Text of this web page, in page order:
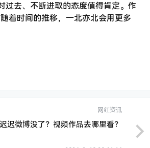
过去、不断进取的态度值得肯定。作
着时间的推移，一北亦北会用更多
网红资讯
迟微博没了？视频作品去哪里看？